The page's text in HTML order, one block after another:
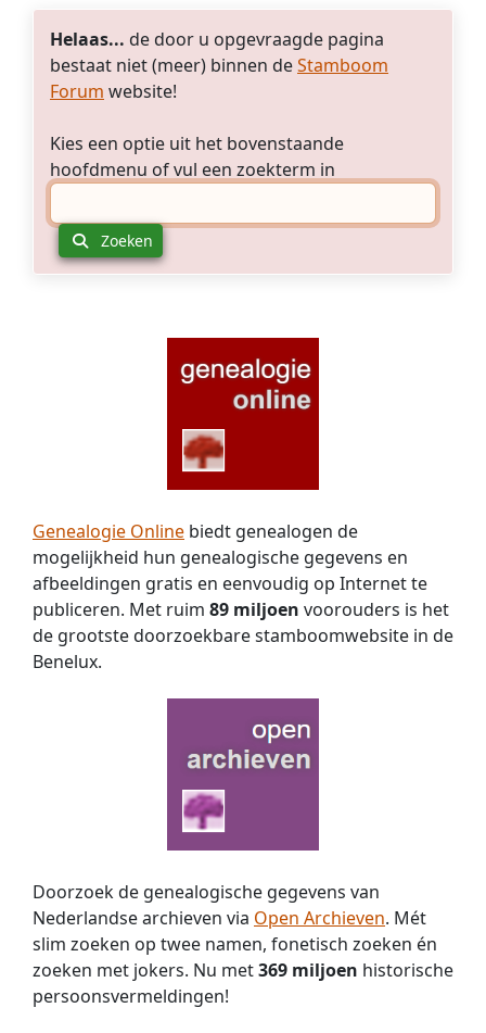
heb
wel
een
Anna
Maria
Hauptman
gevonden
de
registers
geboren
op
27
oktober
1721
en
is
aan
de
voornamen
voldoet
en
ook
Helaas... de door u opgevraagde pagina
bestaat niet (meer) binnen deStamboom
Forum website!
Kies een optie uit het bovenstaande
hoofdmenu of vul een zoekterm in
Zoeken
Genealogie Online biedt genealogen de
mogelijkheid hun genealogische gegevens en
afbeeldingen gratis en eenvoudig op Internet te
publiceren. Met ruim 89 miljoen voorouders is het
de grootste doorzoekbare stamboomwebsite in de
Benelux.
Doorzoek de genealogische gegevens van
Nederlandse archieven via Open Archieven. Mét
slim zoeken op twee namen, fonetisch zoeken én
zoeken met jokers. Nu met369 miljoen historische
persoons­vermeldingen!